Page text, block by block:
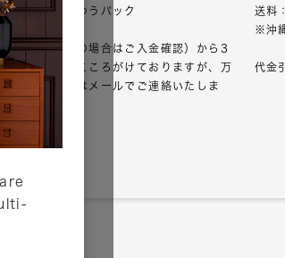
：佐川急便・ゆうパック
認（銀行振込の場合はご入金確認）から3
内のご出荷をこころがけておりますが、万
が遅れる場合はメールでご連絡いたしま
こちら
送料
※沖
代金